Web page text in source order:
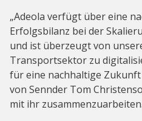
„Adeola verfügt über eine
Erfolgsbilanz bei der
und ist überzeugt von
Transportsektor zu
für eine nachhaltige Zukunft
von Sennder Tom
mit ihr